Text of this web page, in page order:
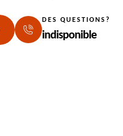
DES QUESTIONS?
indisponible